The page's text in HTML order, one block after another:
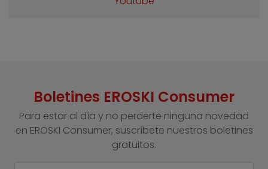
Boletines EROSKI Consumer
Para estar al día y no perderte ninguna novedad
en EROSKI Consumer, suscríbete nuestros boletines
gratuitos.